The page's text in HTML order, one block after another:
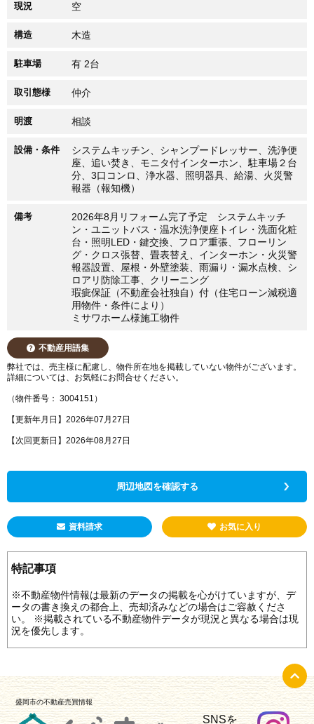
現況 空
構造 木造
駐車場 有 2台
取引態様 仲介
明渡 相談
設備・条件
システムキッチン、シャンプードレッサー、洗浄便
座、追い焚き、モニタ付インターホン、駐車場２台
分、3口コンロ、浄水器、照明器具、給湯、火災警
報器（報知機）
備考
2026年8月リフォーム完了予定 システムキッチ
ン・ユニットバス・温水洗浄便座トイレ・洗面化粧
台・照明LED・鍵交換、フロア重張、フローリン
グ・クロス張替、畳表替え、インターホン・火災警
報器設置、屋根・外壁塗装、雨漏り・漏水点検、シ
ロアリ防除工事、クリーニング
瑕疵保証（不動産会社独自）付（住宅ローン減税適
用物件・条件により）
ミサワホーム様施工物件
不動産用語集
弊社では、売主様に配慮し、物件所在地を掲載していない物件がございます。
詳細については、お気軽にお問合せください。
（物件番号： 3004151）
【更新年月日】2026年07月27日
【次回更新日】2026年08月27日
周辺地図を確認する
資料請求 お気に入り
特記事項
※不動産物件情報は最新のデータの掲載を心がけていますが、デ
ータの書き換えの都合上、売却済みなどの場合はご容赦くださ
い。 ※掲載されている不動産物件データが現況と異なる場合は現
況を優先します。
盛岡市の不動産売買情報
SNSを